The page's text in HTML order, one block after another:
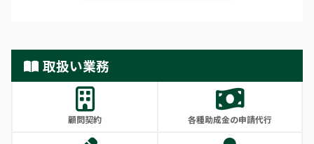
取扱い業務
顧問契約 各種助成金の申請代行